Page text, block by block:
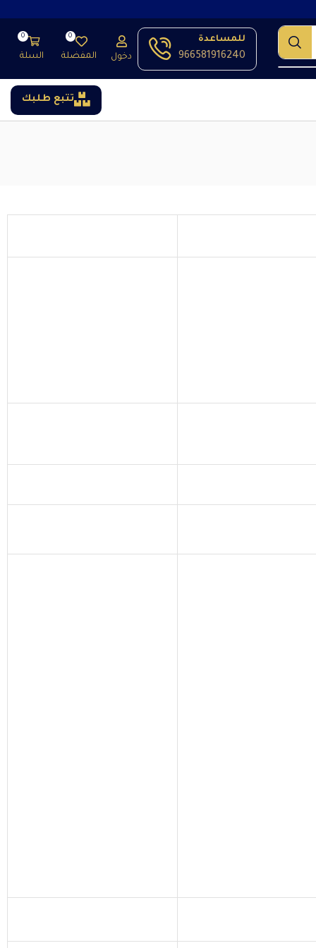
للمساعدة
966581916240 دخول
0
المفضلة
0
السلة
تتبع طلبك